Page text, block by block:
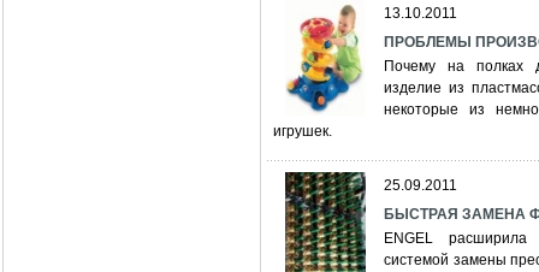
13.10.2011
ПРОБЛЕМЫ
Почему на полках
изделие из
некоторые из
игрушек.
25.09.2011
БЫСТРАЯ ЗАМЕНА
ENGEL расширила
системой замены